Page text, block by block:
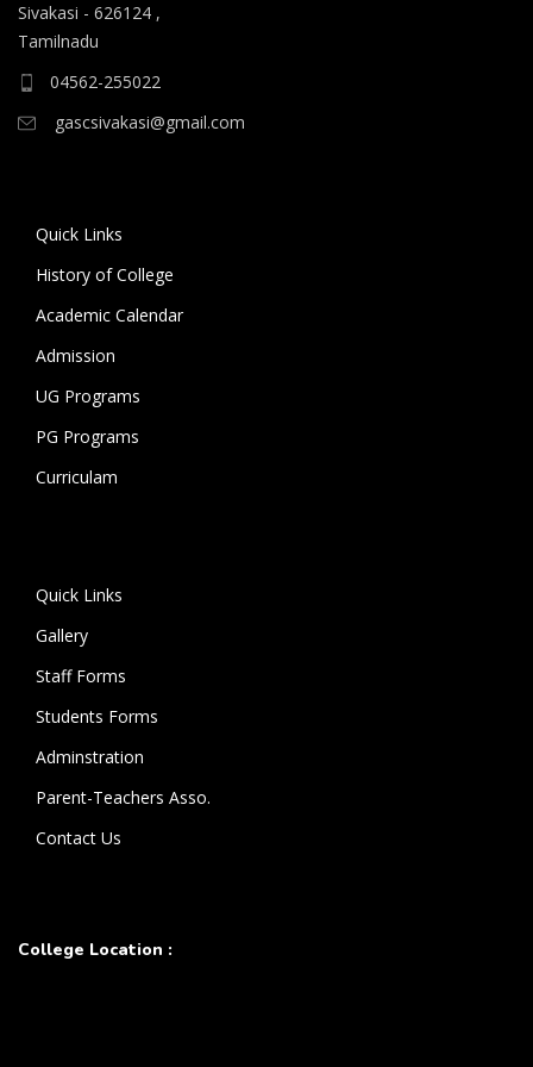
B.A தமிழ், B.A ஆங்கிலம் ஆகிய மொழிப்
பாடப்பிரிவுகளுக்கும் முதல் கட்ட கலந்தாய்வு
நடைபெறுகிறது.
11.06.2026 அன்று அனைத்து அறிவியல்
மற்றும் மொழிப் பாடப்பிரிவுகளுக்குமான இரண்டாம் கட்ட
கல்லூரியில் உள்ள அனைத்து பாடப்பிரிவுகளுக்குமான
மூன்றாம் கட்ட கலந்தாய்வு நடைபெறுகிறது.
சான்றிதழ்கள் மற்றும் பெற்றோருடன் மேற்குறிப்பிட்ட
நாட்களில் காலை 9 மணிக்கு கல்லூரிக்கு வருகை தந்து
கலந்தாய்வில் பங்கேற்று வாய்ப்பினைப் பயன்படுத்தி
Sivakasi - 626124 ,
Tamilnadu
04562-255022
gascsivakasi@gmail.com
Quick Links
History of College
Academic Calendar
Admission
UG Programs
PG Programs
Curriculam
Quick Links
Gallery
Staff Forms
Students Forms
Adminstration
Parent-Teachers Asso.
Contact Us
College Location :